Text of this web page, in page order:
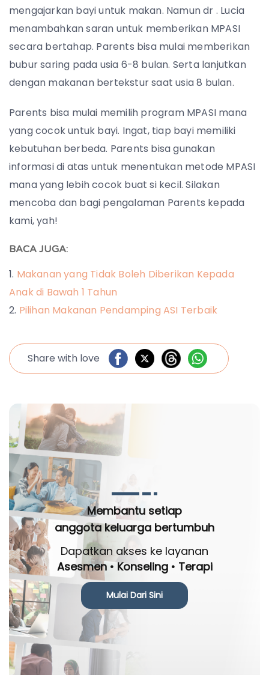
mengajarkan bayi untuk makan. Namun dr . Lucia
menambahkan saran untuk memberikan MPASI
secara bertahap. Parents bisa mulai memberikan
bubur saring pada usia 6-8 bulan. Serta lanjutkan
dengan makanan bertekstur saat usia 8 bulan.
Parents bisa mulai memilih program MPASI mana
yang cocok untuk bayi. Ingat, tiap bayi memiliki
kebutuhan berbeda. Parents bisa gunakan
informasi di atas untuk menentukan metode MPASI
mana yang lebih cocok buat si kecil. Silakan
mencoba dan bagi pengalaman Parents kepada
kami, yah!
BACA JUGA:
Makanan yang Tidak Boleh Diberikan Kepada
Anak di Bawah 1 Tahun
Pilihan Makanan Pendamping ASI Terbaik
Share with love
Membantu setiap
anggota keluarga bertumbuh
Dapatkan akses ke layanan
Asesmen • Konseling • Terapi
Mulai Dari Sini